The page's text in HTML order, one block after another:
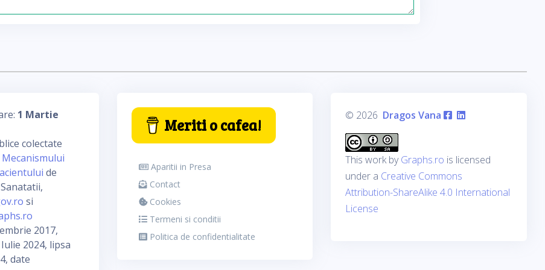
1 Martie
colectate
Mecanismului
de
si
2017,
2024, lipsa
date
Meriti o cafea!
Aparitii in Presa
Contact
Cookies
Termeni si conditii
Politica de confidentialitate
© 2026 Dragos Vana
This work byGraphs.ro is licensed
under a Creative Commons
Attribution-ShareAlike 4.0 International
License